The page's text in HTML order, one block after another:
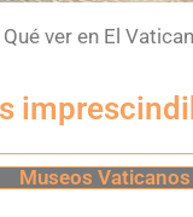
Qué ver en El
Museos Vaticanos